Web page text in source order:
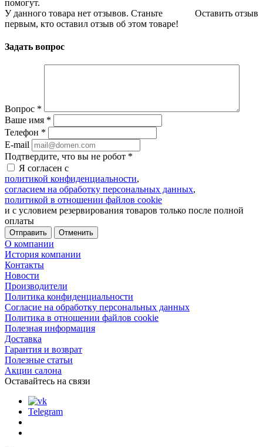
помогут.
Оставить отзыв
У данного товара нет отзывов. Станьте
первым, кто оставил отзыв об этом товаре!
Задать вопрос
Вопрос *
Ваше имя *
Телефон *
E-mail
Подтвердите, что вы не робот *
Я согласен с
политикой конфиденциальности,
согласием на обработку персональных данных,
политикой в отношении файлов cookie
и с условием резервирования товаров только после полной
оплаты
Отменить
О компании
История компании
Контакты
Новости
Производители
Политика конфиденциальности
Согласие на обработку персональных данных
Политика в отношении файлов cookie
Полезная информация
Доставка
Гарантия и возврат
Полезные статьи
Акции салона
Оставайтесь на связи
Telegram